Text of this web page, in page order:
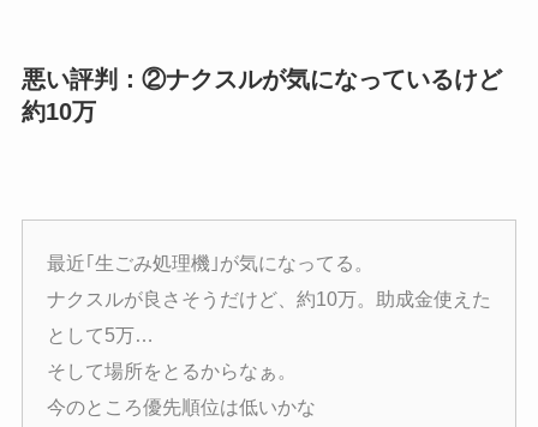
悪い評判：②ナクスルが気になっているけど
約10万
最近｢生ごみ処理機｣が気になってる。
ナクスルが良さそうだけど、約10万。助成金使えた
として5万…
そして場所をとるからなぁ。
今のところ優先順位は低いかな